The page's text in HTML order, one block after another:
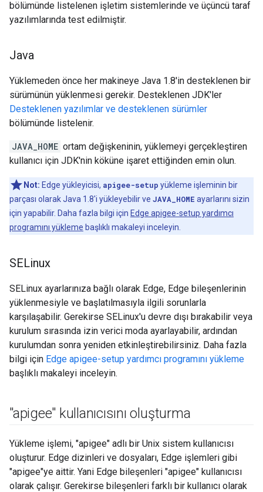
bölümünde listelenen işletim sistemlerinde ve üçüncü taraf
yazılımlarında test edilmiştir.
Java
Yüklemeden önce her makineye Java 1.8'in desteklenen bir
sürümünün yüklenmesi gerekir. Desteklenen JDK'ler
Desteklenen yazılımlar ve desteklenen sürümler
bölümünde listelenir.
JAVA_HOME ortam değişkeninin, yüklemeyi gerçekleştiren
kullanıcı için JDK'nin köküne işaret ettiğinden emin olun.
Not: Edge yükleyicisi, apigee-setup yükleme işleminin bir
parçası olarak Java 1.8'i yükleyebilir ve JAVA_HOME ayarlarını sizin
için yapabilir. Daha fazla bilgi için Edge apigee-setup yardımcı
programını yükleme başlıklı makaleyi inceleyin.
SELinux
SELinux ayarlarınıza bağlı olarak Edge, Edge bileşenlerinin
yüklenmesiyle ve başlatılmasıyla ilgili sorunlarla
karşılaşabilir. Gerekirse SELinux'u devre dışı bırakabilir veya
kurulum sırasında izin verici moda ayarlayabilir, ardından
kurulumdan sonra yeniden etkinleştirebilirsiniz. Daha fazla
bilgi için Edge apigee-setup yardımcı programını yükleme
başlıklı makaleyi inceleyin.
"apigee" kullanıcısını oluşturma
Yükleme işlemi, "apigee" adlı bir Unix sistem kullanıcısı
oluşturur. Edge dizinleri ve dosyaları, Edge işlemleri gibi
"apigee"ye aittir. Yani Edge bileşenleri "apigee" kullanıcısı
olarak çalışır. Gerekirse bileşenleri farklı bir kullanıcı olarak